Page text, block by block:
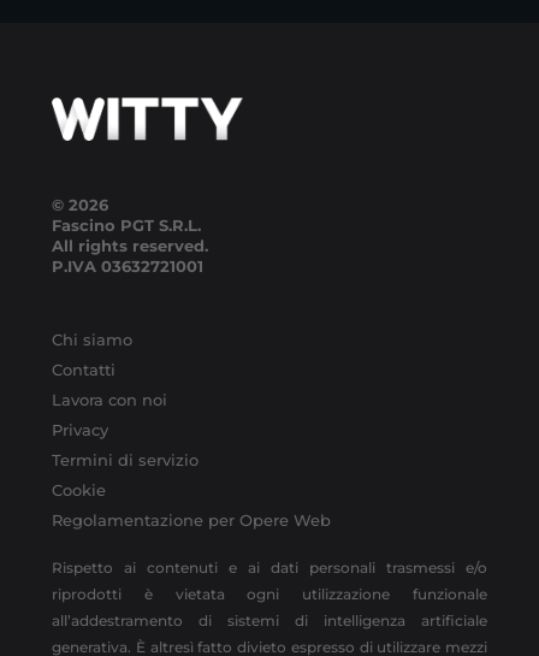
© 2026
Fascino PGT S.R.L.
All rights reserved.
P.IVA 03632721001
Chi siamo
Contatti
Lavora con noi
Privacy
Termini di servizio
Cookie
Regolamentazione per Opere Web
Rispetto ai contenuti e ai dati personali trasmessi e/o
riprodotti è vietata ogni utilizzazione funzionale
all’addestramento di sistemi di intelligenza artificiale
generativa. È altresì fatto divieto espresso di utilizzare mezzi